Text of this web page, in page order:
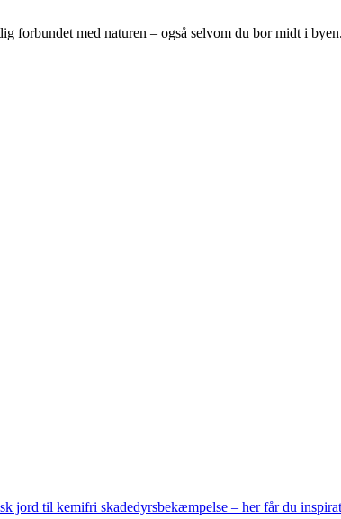
forbundet med naturen – også selvom du bor midt i byen.
jord til kemifri skadedyrsbekæmpelse – her får du